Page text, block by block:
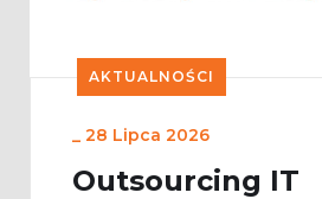
AKTUALNOŚCI
_ 28 Lipca 2026
Outsourcing IT